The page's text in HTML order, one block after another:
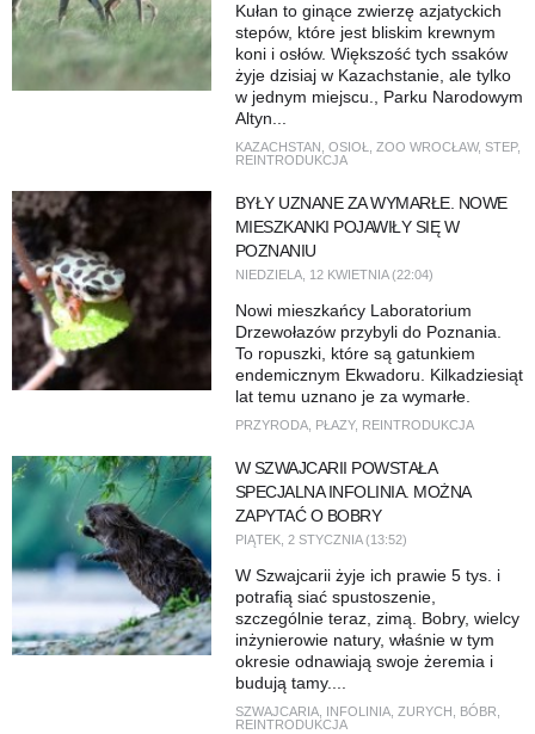
Kułan to ginące zwierzę azjatyckich
stepów, które jest bliskim krewnym
koni i osłów. Większość tych ssaków
żyje dzisiaj w Kazachstanie, ale tylko
w jednym miejscu., Parku Narodowym
Altyn...
KAZACHSTAN OSIOŁ ZOO WROCŁAW, STEP,
REINTRODUKCJA
BYŁY UZNANE ZA WYMARŁE. NOWE
MIESZKANKI POJAWIŁY SIĘ W
POZNANIU
NIEDZIELA, 12 KWIETNIA (22:04)
Nowi mieszkańcy Laboratorium
Drzewołazów przybyli do Poznania.
To ropuszki, które są gatunkiem
endemicznym Ekwadoru. Kilkadziesiąt
lat temu uznano je za wymarłe.
PRZYRODA, PŁAZY, REINTRODUKCJA
W SZWAJCARII POWSTAŁA
SPECJALNA INFOLINIA. MOŻNA
ZAPYTAĆ O BOBRY
PIĄTEK, 2 STYCZNIA (13:52)
W Szwajcarii żyje ich prawie 5 tys. i
potrafią siać spustoszenie,
szczególnie teraz, zimą. Bobry, wielcy
inżynierowie natury, właśnie w tym
okresie odnawiają swoje żeremia i
budują tamy....
SZWAJCARIA, INFOLINIA, ZURYCH BÓBR
REINTRODUKCJA